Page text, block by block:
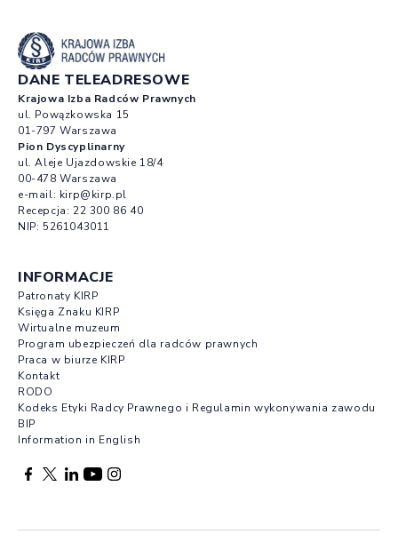
DANE TELEADRESOWE
Krajowa Izba Radców Prawnych
ul. Powązkowska 15
01-797 Warszawa
Pion Dyscyplinarny
ul. Aleje Ujazdowskie 18/4
00-478 Warszawa
e-mail: kirp@kirp.pl
Recepcja: 22 300 86 40
NIP: 5261043011
INFORMACJE
Patronaty KIRP
Księga Znaku KIRP
Wirtualne muzeum
Program ubezpieczeń dla radców prawnych
Praca w biurze KIRP
Kontakt
RODO
Kodeks Etyki Radcy Prawnego i Regulamin wykonywania zawodu
BIP
Information in English
Facebook otwierany w nowej karcie
Profil X otwierany w nowej karcie
Profil LinkedIn otwierany w nowej karcie
Profil YouTube otwierany w nowej karcie
Profil Instagram otwierany w nowej karcie